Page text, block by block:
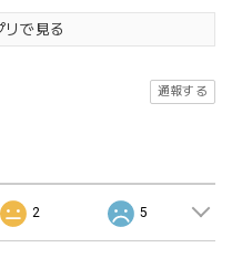
リで見る
通報する
2 5